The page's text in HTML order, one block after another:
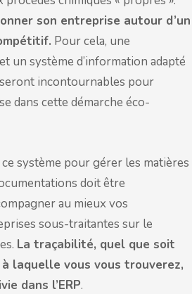
son entreprise autour d’un
Pour cela, une
un système d’information adapté
incontournables pour
dans cette démarche éco-
système pour gérer les matières
doit être
au mieux vos
sous-traitantes sur le
La traçabilité, quel que soit
laquelle vous vous trouverez,
dans l’ERP.